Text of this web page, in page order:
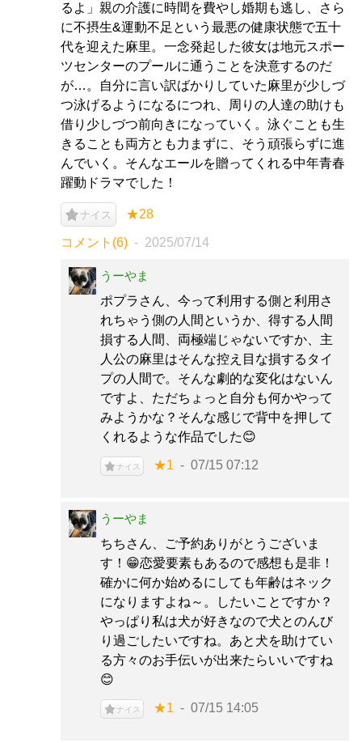
るよ」親の介護に時間を費やし婚期も逃し、さら
に不摂生&運動不足という最悪の健康状態で五十
代を迎えた麻里。一念発起した彼女は地元スポー
ツセンターのプールに通うことを決意するのだ
が…。自分に言い訳ばかりしていた麻里が少しづ
つ泳げるようになるにつれ、周りの人達の助けも
借り少しづつ前向きになっていく。泳ぐことも生
きることも両方とも力まずに、そう頑張らずに進
んでいく。そんなエールを贈ってくれる中年青春
躍動ドラマでした！
ナイス ★28
コメント(6) 2025/07/14
うーやま
ポプラさん、今って利用する側と利用さ
れちゃう側の人間というか、得する人間
損する人間、両極端じゃないですか、主
人公の麻里はそんな控え目な損するタイ
プの人間で。そんな劇的な変化はないん
ですよ、ただちょっと自分も何かやって
みようかな？そんな感じで背中を押して
くれるような作品でした😊
ナイス ★1 07/15 07:12
うーやま
ちちさん、ご予約ありがとうございま
す！😁恋愛要素もあるので感想も是非！
確かに何か始めるにしても年齢はネック
になりますよね～。したいことですか？
やっぱり私は犬が好きなので犬とのんび
り過ごしたいですね。あと犬を助けてい
る方々のお手伝いが出来たらいいですね
😊
ナイス ★1 07/15 14:05